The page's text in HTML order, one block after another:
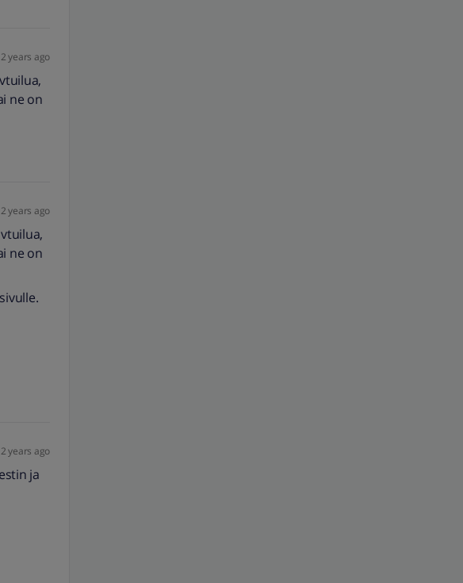
years ago
ne on
years ago
ne on
years ago
ja